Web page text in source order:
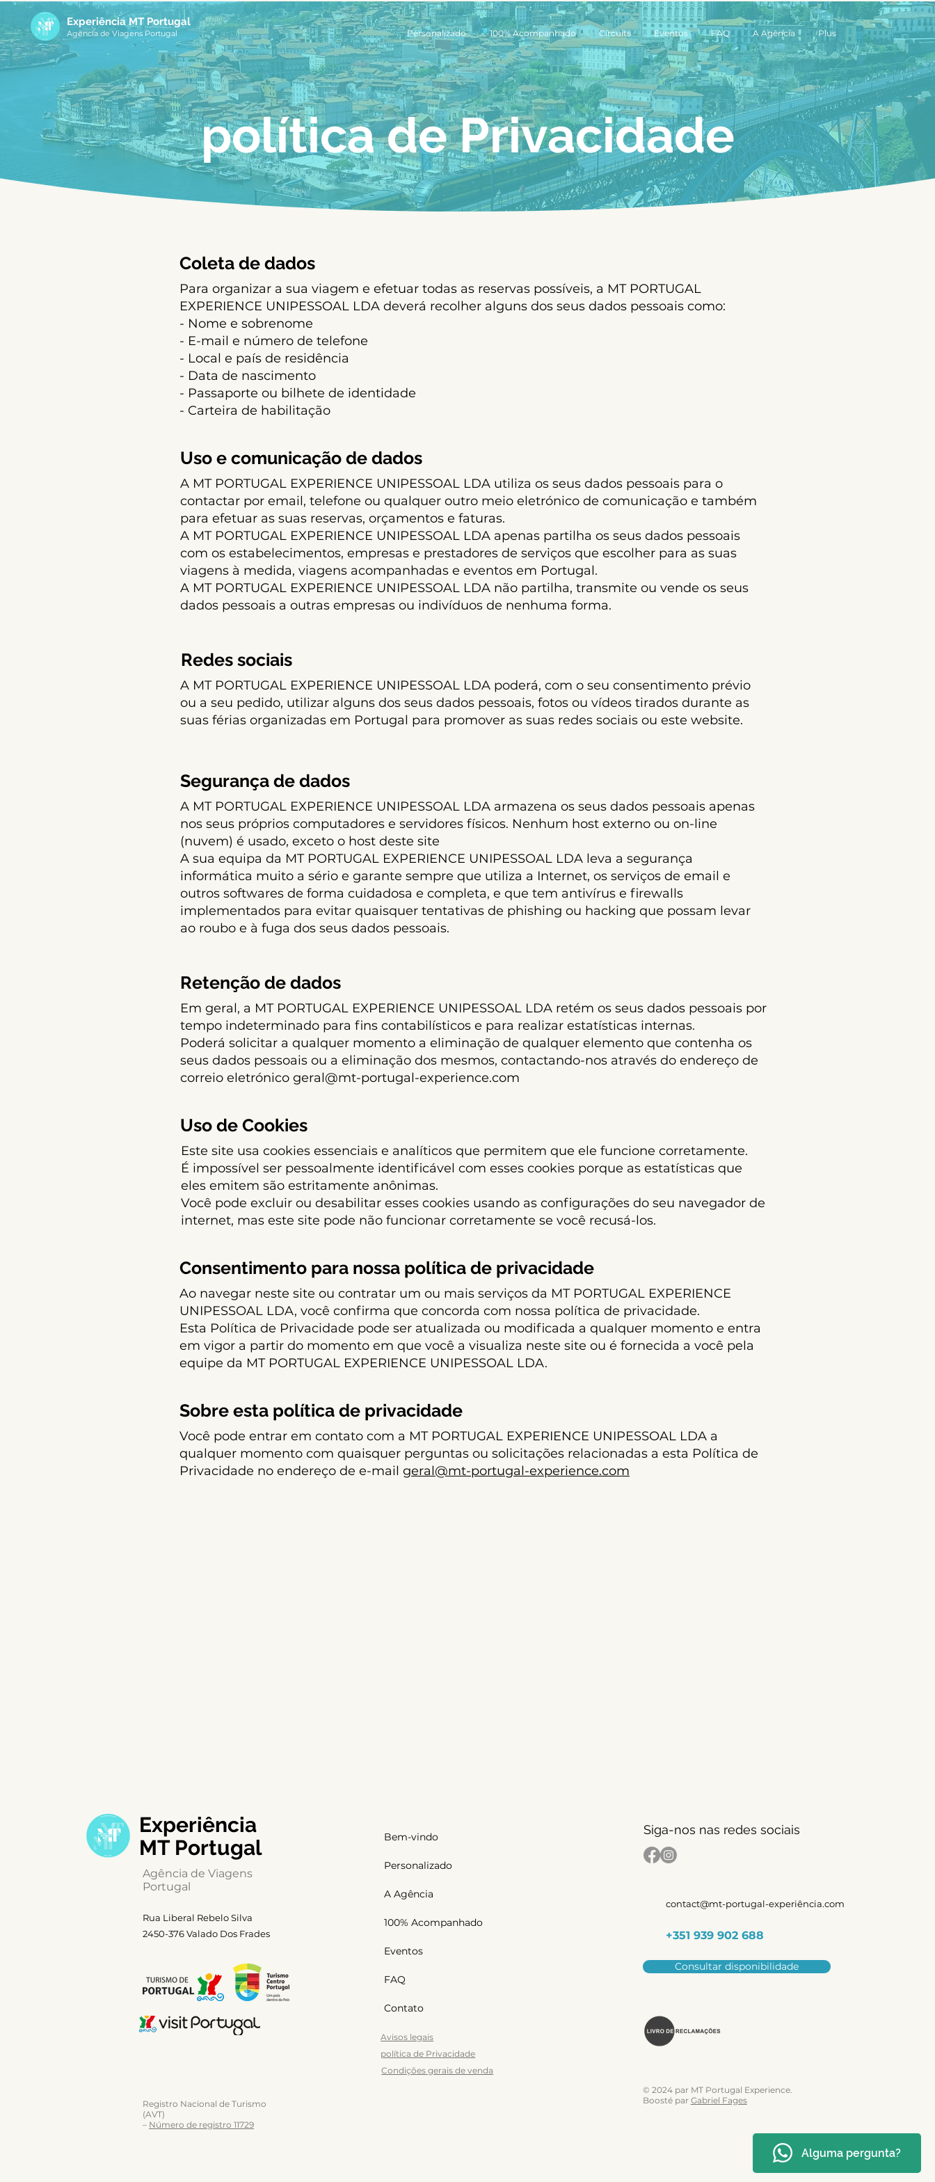
Experiência MT Portugal
Agência de Viagens Portugal Personalizado 100% Acompanhado Circuits Eventos FAQ A Agência Plus
política de Privacidade
Coleta de dados
Para organizar a sua viagem e efetuar todas as reservas possíveis, a MT PORTUGAL
EXPERIENCE UNIPESSOAL LDA deverá recolher alguns dos seus dados pessoais como:
- Nome e sobrenome
- E-mail e número de telefone
- Local e país de residência
- Data de nascimento
- Passaporte ou bilhete de identidade
- Carteira de habilitação
Uso e comunicação de dados
A MT PORTUGAL EXPERIENCE UNIPESSOAL LDA utiliza os seus dados pessoais para o
contactar por email, telefone ou qualquer outro meio eletrónico de comunicação e também
para efetuar as suas reservas, orçamentos e faturas.
A MT PORTUGAL EXPERIENCE UNIPESSOAL LDA apenas partilha os seus dados pessoais
com os estabelecimentos, empresas e prestadores de serviços que escolher para as suas
viagens à medida, viagens acompanhadas e eventos em Portugal.
A MT PORTUGAL EXPERIENCE UNIPESSOAL LDA não partilha, transmite ou vende os seus
dados pessoais a outras empresas ou indivíduos de nenhuma forma.
Redes sociais
A MT PORTUGAL EXPERIENCE UNIPESSOAL LDA poderá, com o seu consentimento prévio
ou a seu pedido, utilizar alguns dos seus dados pessoais, fotos ou vídeos tirados durante as
suas férias organizadas em Portugal para promover as suas redes sociais ou este website.
Segurança de dados
A MT PORTUGAL EXPERIENCE UNIPESSOAL LDA armazena os seus dados pessoais apenas
nos seus próprios computadores e servidores físicos. Nenhum host externo ou on-line
(nuvem) é usado, exceto o host deste site
A sua equipa da MT PORTUGAL EXPERIENCE UNIPESSOAL LDA leva a segurança
informática muito a sério e garante sempre que utiliza a Internet, os serviços de email e
outros softwares de forma cuidadosa e completa, e que tem antivírus e firewalls
implementados para evitar quaisquer tentativas de phishing ou hacking que possam levar
ao roubo e à fuga dos seus dados pessoais.
Retenção de dados
Em geral, a MT PORTUGAL EXPERIENCE UNIPESSOAL LDA retém os seus dados pessoais por
tempo indeterminado para fins contabilísticos e para realizar estatísticas internas.
Poderá solicitar a qualquer momento a eliminação de qualquer elemento que contenha os
seus dados pessoais ou a eliminação dos mesmos, contactando-nos através do endereço de
correio eletrónico geral@mt-portugal-experience.com
Uso de Cookies
Este site usa cookies essenciais e analíticos que permitem que ele funcione corretamente.
É impossível ser pessoalmente identificável com esses cookies porque as estatísticas que
eles emitem são estritamente anônimas.
Você pode excluir ou desabilitar esses cookies usando as configurações do seu navegador de
internet, mas este site pode não funcionar corretamente se você recusá-los.
Consentimento para nossa política de privacidade
Ao navegar neste site ou contratar um ou mais serviços da MT PORTUGAL EXPERIENCE
UNIPESSOAL LDA, você confirma que concorda com nossa política de privacidade.
Esta Política de Privacidade pode ser atualizada ou modificada a qualquer momento e entra
em vigor a partir do momento em que você a visualiza neste site ou é fornecida a você pela
equipe da MT PORTUGAL EXPERIENCE UNIPESSOAL LDA.
Sobre esta política de privacidade
Você pode entrar em contato com a MT PORTUGAL EXPERIENCE UNIPESSOAL LDA a
qualquer momento com quaisquer perguntas ou solicitações relacionadas a esta Política de
Privacidade no endereço de e-mail geral@mt-portugal-experience.com
Alguma pergunta?
Experiência
MT Portugal
Agência de Viagens
Portugal
Rua Liberal Rebelo Silva
2450-376 Valado Dos Frades
Registro Nacional de Turismo
(AVT)
– Número de registro 11729
Bem-vindo
Personalizado
A Agência
100% Acompanhado
Eventos
FAQ
Contato
Avisos legais
política de Privacidade
Condições gerais de venda
Siga-nos nas redes sociais
contact@mt-portugal-experiência.com
+351 939 902 688
Consultar disponibilidade
© 2024 par MT Portugal Experience.
Boosté par Gabriel Fages